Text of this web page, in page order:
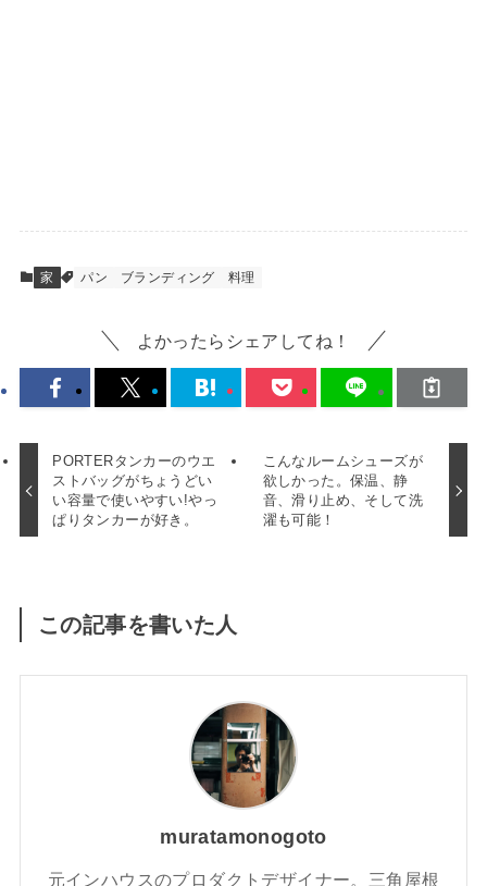
家 パン ブランディング 料理
よかったらシェアしてね！
PORTERタンカーのウエ
ストバッグがちょうどい
い容量で使いやすい!やっ
ぱりタンカーが好き。
こんなルームシューズが
欲しかった。保温、静
音、滑り止め、そして洗
濯も可能！
この記事を書いた人
muratamonogoto
元インハウスのプロダクトデザイナー。三角屋根